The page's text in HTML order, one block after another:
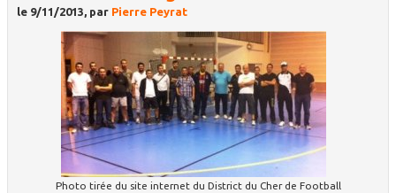
le 9/11/2013, par Pierre Peyrat
Photo tirée du site internet du District du Cher de Football